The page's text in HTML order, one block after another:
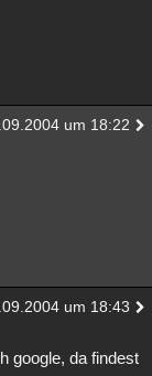
um 18:22
um 18:43
google, da findest